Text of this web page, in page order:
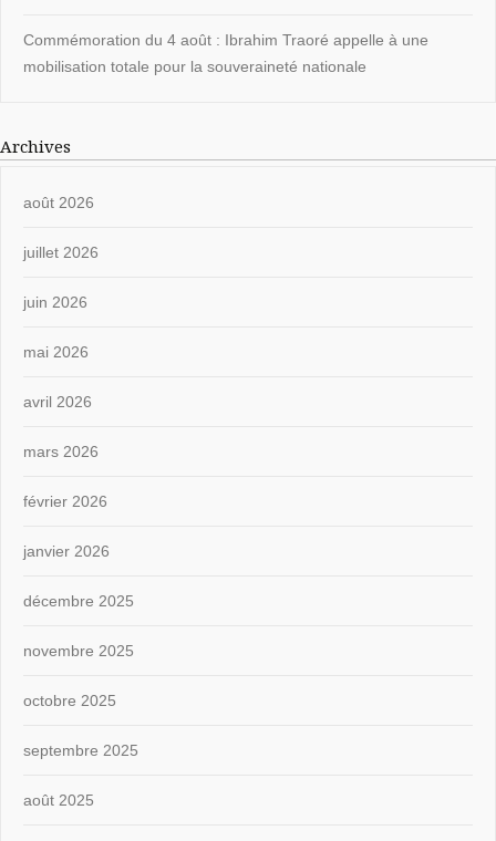
Commémoration du 4 août : Ibrahim Traoré appelle à une
mobilisation totale pour la souveraineté nationale
Archives
août 2026
juillet 2026
juin 2026
mai 2026
avril 2026
mars 2026
février 2026
janvier 2026
décembre 2025
novembre 2025
octobre 2025
septembre 2025
août 2025